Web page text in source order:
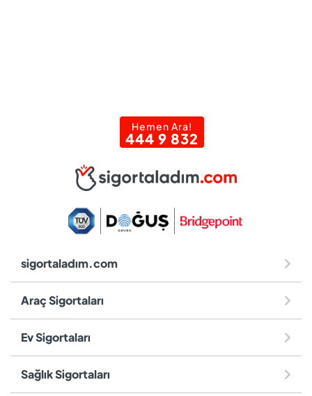
Hemen Ara!
444 9 832
sigortaladım.com
Araç Sigortaları
Ev Sigortaları
Sağlık Sigortaları